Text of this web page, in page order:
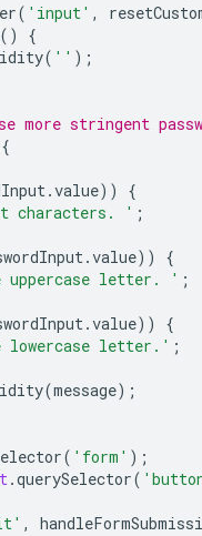
( 'input' ,
()
{
( '' );
more stringent
{
.value))
{
characters. ' ;
.value))
{
uppercase letter. ' ;
.value))
{
lowercase letter.' ;
(message);
( 'form' );
.querySelector(
,